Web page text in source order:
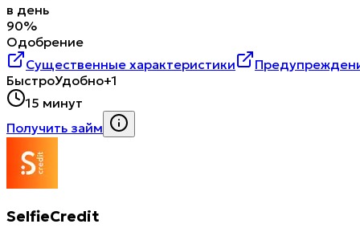
в день
90%
Одобрение
Существенные характеристики
БыстроУдобно+1
15 минут
Получить займ
SelfieCredit